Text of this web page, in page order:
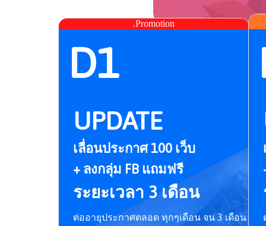
.Promotion
D1
UPDATE
เลื่อนประกาศ 100 เว็บ
+ ลงกลุ่ม FB แถมฟรี
ระยะเวลา 3 เดือน
ต่ออายุประกาศตลอด ทุกๆเดือน จน 3 เดือน